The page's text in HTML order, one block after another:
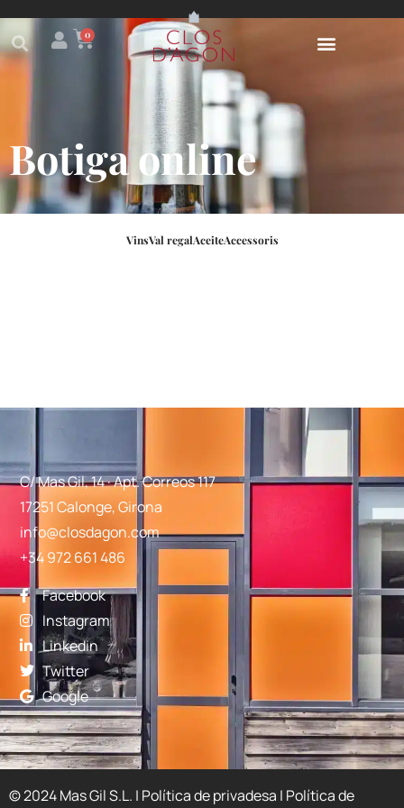
0
Botiga online
VinsVal regalAceiteAccessoris
C/ Mas Gil, 14 · Apt. Correos 117
17251 Calonge, Girona
info@closdagon.com
+34 972 661 486
Facebook
Instagram
Linkedin
Twitter
Google
© 2024 Mas Gil S.L. | Política de privadesa | Política de